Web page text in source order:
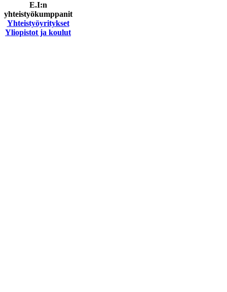
E.I:n
yhteistyökumppanit
Yhteistyöyritykset
Yliopistot ja koulut